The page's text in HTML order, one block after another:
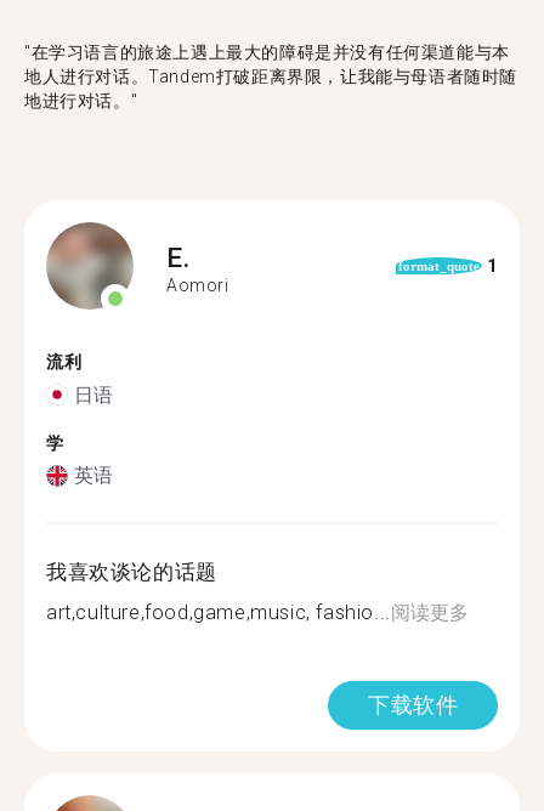
"在学习语言的旅途上遇上最大的障碍是并没有任何渠道能与本
地人进行对话。Tandem打破距离界限，让我能与母语者随时随
地进行对话。"
E.
Aomori
format_quote 1
流利
日语
学
英语
我喜欢谈论的话题
art,culture,food,game,music, fashio...阅读更多
下载软件